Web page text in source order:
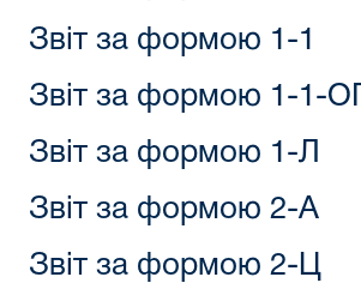
Звіт за формою 1-1
Звіт за формою 1-1-ОП
Звіт за формою 1-Л
Звіт за формою 2-А
Звіт за формою 2-Ц